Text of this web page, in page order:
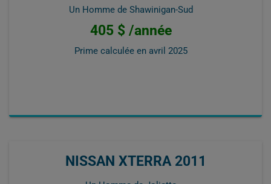
Un Homme de Shawinigan-Sud
405 $ /année
Prime calculée en avril 2025
NISSAN XTERRA 2011